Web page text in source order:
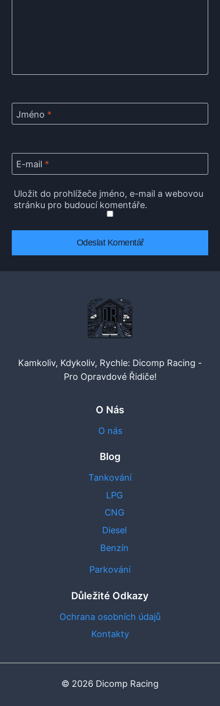
Jméno *
E-mail *
Uložit do prohlížeče jméno, e-mail a webovou
stránku pro budoucí komentáře.
Kamkoliv, Kdykoliv, Rychle: Dicomp Racing -
Pro Opravdové Řidiče!
O Nás
O nás
Blog
Tankování
LPG
CNG
Diesel
Benzín
Parkování
Důležité Odkazy
Ochrana osobních údajů
Kontakty
© 2026 Dicomp Racing